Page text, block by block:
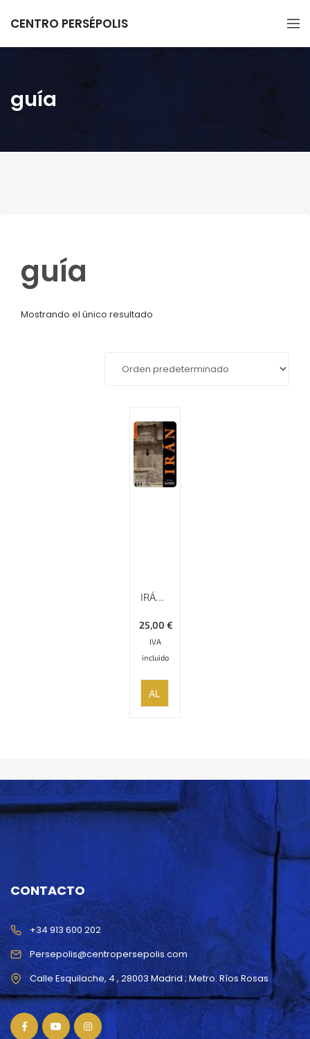
CENTRO PERSÉPOLIS
guía
guía
Mostrando el único resultado
IRÁN – RUMBO A
€
25,00
IVA
incluido
AL
CARRITO
CONTACTO
Persepolis@centropersepolis.com
+34 913 600 202